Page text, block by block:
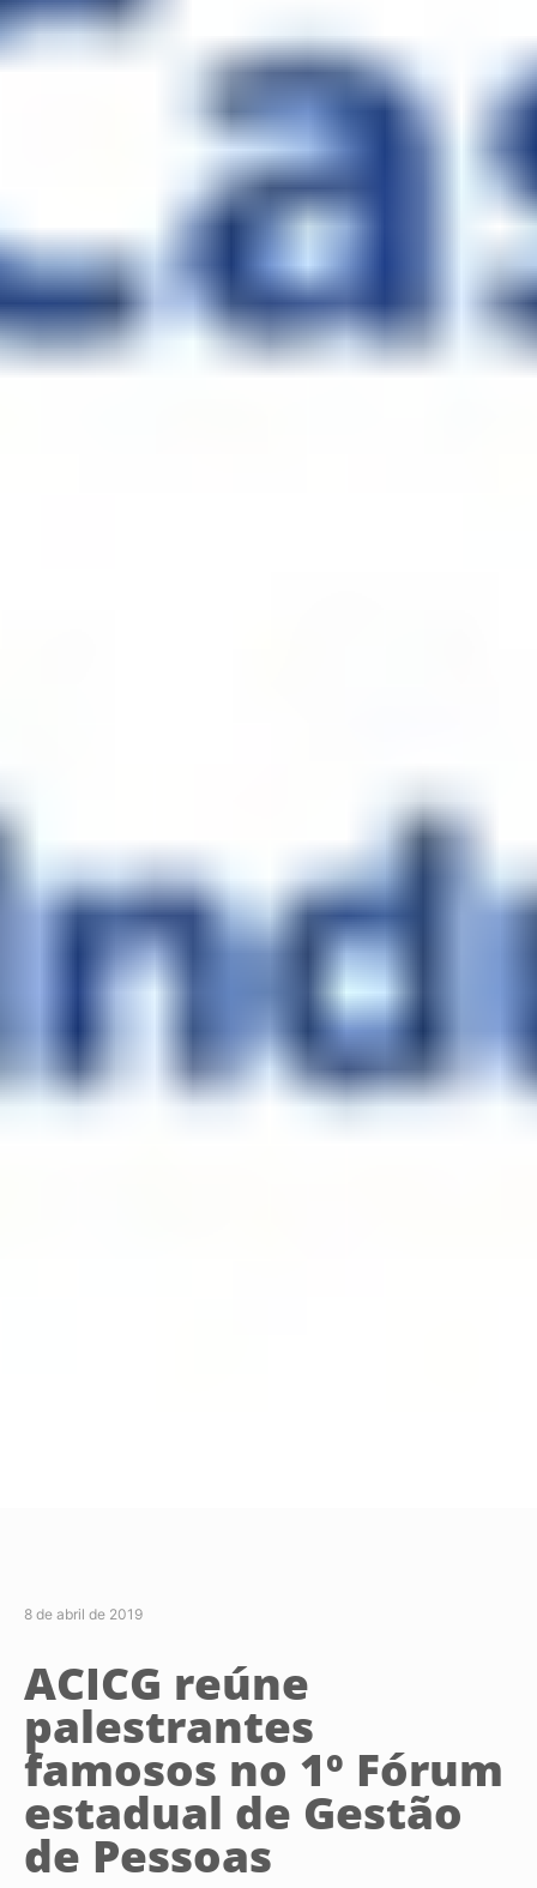
8 de abril de 2019
ACICG reúne
palestrantes
famosos no 1º Fórum
estadual de Gestão
de Pessoas